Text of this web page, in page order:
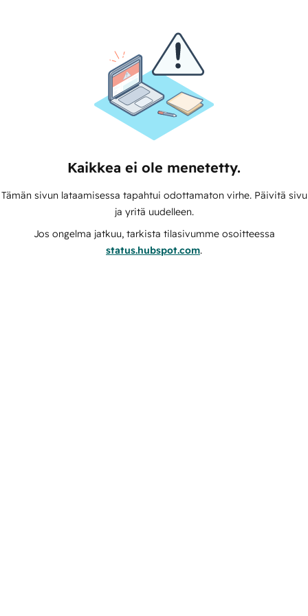
Kaikkea ei ole menetetty.
Tämän sivun lataamisessa tapahtui odottamaton virhe. Päivitä sivu
ja yritä uudelleen.
Jos ongelma jatkuu, tarkista tilasivumme osoitteessa
status.hubspot.com.